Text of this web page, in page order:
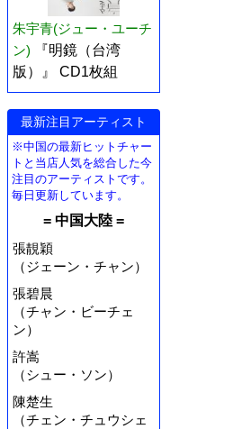
朱宇青(ジュー・ユーチ
ン)
『明鏡（台湾
版）』 CD1枚組
最新注目アーティスト
※中国の最新ヒットチャー
トと当店人気を総合した今
注目のアーティストです。
毎日更新しています。
= 中国大陸 =
張靚穎
（ジェーン・チャン）
張碧晨
（チャン・ビーチェ
ン）
許嵩
（シュー・ソン）
陳楚生
（チェン・チュウシェ